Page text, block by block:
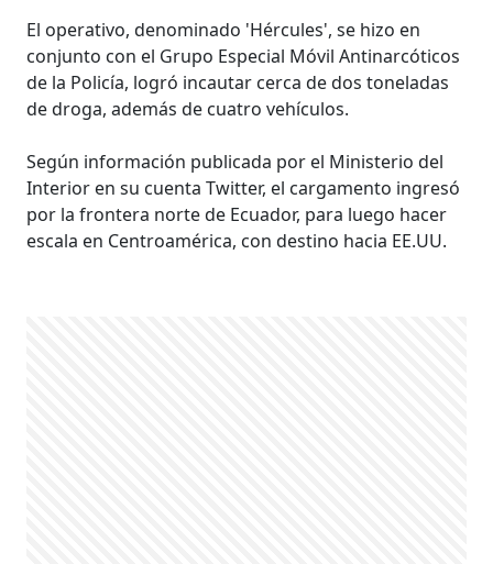
El operativo, denominado 'Hércules', se hizo en
conjunto con el Grupo Especial Móvil Antinarcóticos
de la Policía, logró incautar cerca de dos toneladas
de droga, además de cuatro vehículos.
Según información publicada por el Ministerio del
Interior en su cuenta Twitter, el cargamento ingresó
por la frontera norte de Ecuador, para luego hacer
escala en Centroamérica, con destino hacia EE.UU.